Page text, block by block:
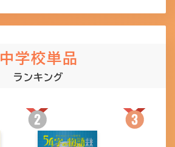
中学校単品
ランキング